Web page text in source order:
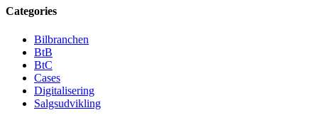
Categories
Bilbranchen
BtB
BtC
Cases
Digitalisering
Salgsudvikling